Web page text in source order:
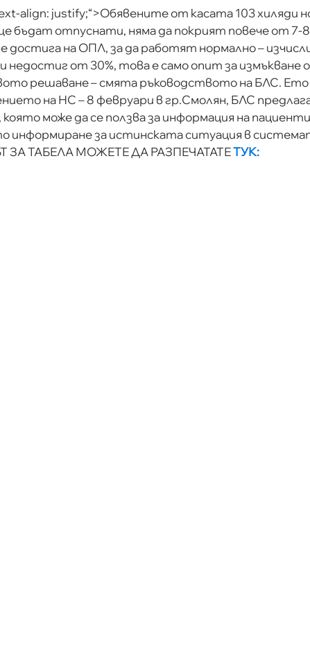
align: justify;“>Обявените от касата 103 хиляди
бъдат отпуснати, няма да покрият повече от 7-
достига на ОПЛ, за да работят нормално –
недостиг от 30%, това е само опит за измъкване
решаване – смята ръководството на БЛС. Ето
на НС – 8 февруари в гр.Смолян, БЛС
може да се ползва за информация на
информиране за истинската ситуация в
ЗА ТАБЕЛА МОЖЕТЕ ДА РАЗПЕЧАТАТЕТУК: